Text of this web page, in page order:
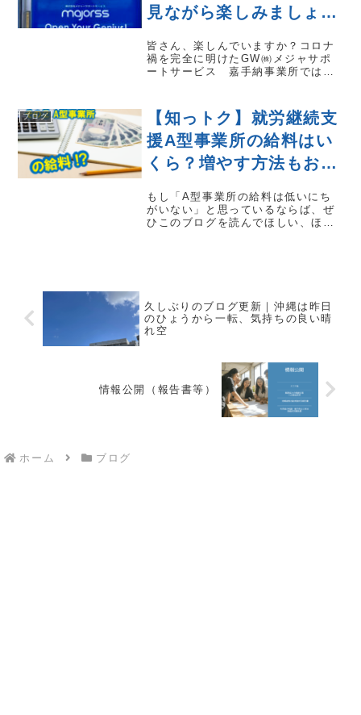
見ながら楽しみましょ
皆さん、楽しんでいますか？コロナ
禍を完全に明けたGW㈱メジャサポ
ートサービス 嘉手納事業所では利
らています。 この機会に見学に訪
れてみてはいかがでしょうか？ 事
務所のある嘉手納...
ブログ
【知っトク】就労継続支
援A型事業所の給料はい
くら？増やす方法もおし
もし「A型事業所の給料は低いにち
がいない」と思っているならば、ぜ
ひこのブログを読んでほしい、ほか
久しぶりのブログ更新｜沖縄は昨日
のひょうから一転、気持ちの良い晴
れ空
情報公開（報告書等）
ホーム ブログ